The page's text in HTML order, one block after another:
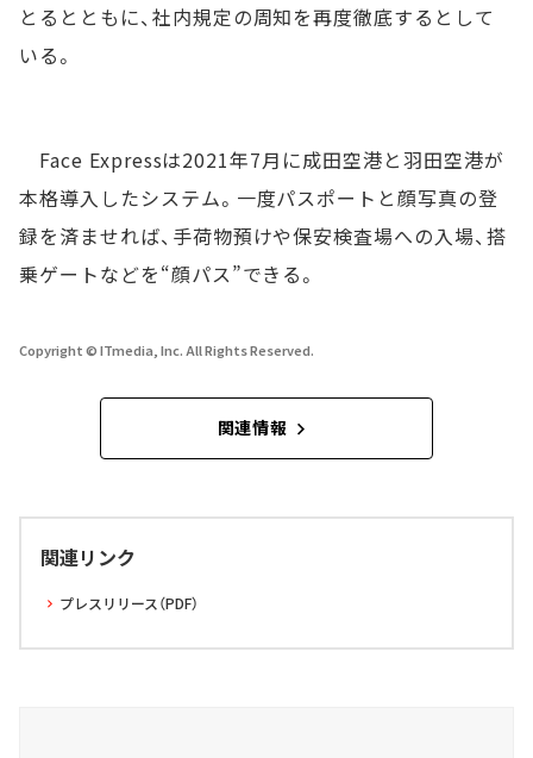
とるとともに、社内規定の周知を再度徹底するとして
いる。
Face Expressは2021年7月に成田空港と羽田空港が
本格導入したシステム。一度パスポートと顔写真の登
録を済ませれば、手荷物預けや保安検査場への入場、搭
乗ゲートなどを“顔パス”できる。
Copyright © ITmedia, Inc. All Rights Reserved.
関連情報
関連リンク
プレスリリース（PDF）